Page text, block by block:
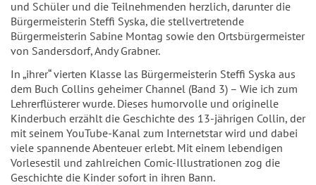
und Schüler und die Teilnehmenden herzlich, darunter die
Bürgermeisterin Steffi Syska, die stellvertretende
Bürgermeisterin Sabine Montag sowie den Ortsbürgermeister
von Sandersdorf, Andy Grabner.
In „ihrer“ vierten Klasse las Bürgermeisterin Steffi Syska aus
dem Buch Collins geheimer Channel (Band 3) – Wie ich zum
Lehrerflüsterer wurde. Dieses humorvolle und originelle
Kinderbuch erzählt die Geschichte des 13-jährigen Collin, der
mit seinem YouTube-Kanal zum Internetstar wird und dabei
viele spannende Abenteuer erlebt. Mit einem lebendigen
Vorlesestil und zahlreichen Comic-Illustrationen zog die
Geschichte die Kinder sofort in ihren Bann.